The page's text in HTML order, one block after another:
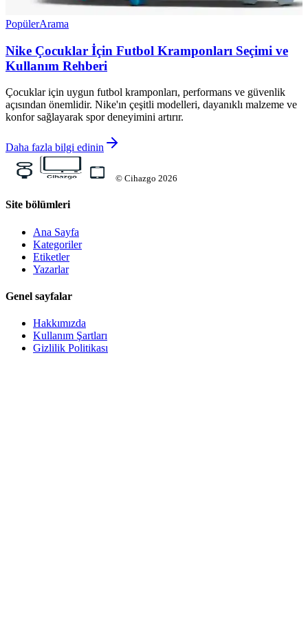
PopülerArama
Nike Çocuklar İçin Futbol Kramponları Seçimi ve
Kullanım Rehberi
Çocuklar için uygun futbol kramponları, performans ve güvenlik
açısından önemlidir. Nike'ın çeşitli modelleri, dayanıklı malzeme ve
konfor sağlayarak spor deneyimini artırır.
Daha fazla bilgi edinin
© Cihazgo 2026
Site bölümleri
Ana Sayfa
Kategoriler
Etiketler
Yazarlar
Genel sayfalar
Hakkımızda
Kullanım Şartları
Gizlilik Politikası